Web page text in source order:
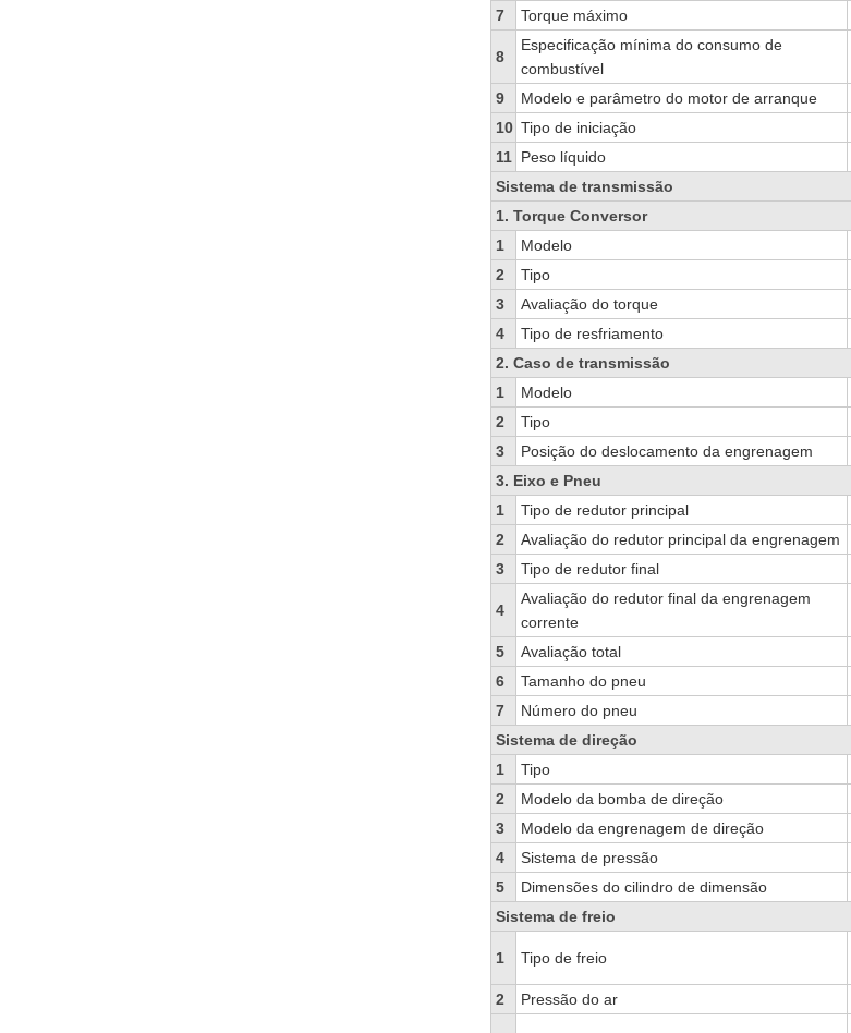
7
Torque máximo
8
Especificação mínima do consumo de
combustível
9 Modelo e parâmetro do motor de arranque
10 Tipo de iniciação
11 Peso líquido
Sistema de transmissão
1. Torque Conversor
1
Modelo
2
Tipo
3
Avaliação do torque
4
Tipo de resfriamento
2. Caso de transmissão
1
Modelo
2
Tipo
3
Posição do deslocamento da engrenagem
3. Eixo e Pneu
1
Tipo de redutor principal
2
Avaliação do redutor principal da engrenagem
3
Tipo de redutor final
4
Avaliação do redutor final da engrenagem
corrente
5 Avaliação total
6
Tamanho do pneu
7
Número do pneu
Sistema de direção
1
Tipo
2
Modelo da bomba de direção
3
Modelo da engrenagem de direção
4
Sistema de pressão
5
Dimensões do cilindro de dimensão
Sistema de freio
1 Tipo de freio
2
Pressão do ar